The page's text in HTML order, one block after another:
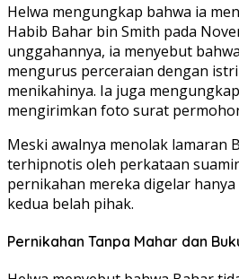
Helwa mengungkap bahwa ia
Habib Bahar bin Smith pada
unggahannya, ia menyebut
mengurus perceraian dengan
menikahinya. Ia juga
mengirimkan foto surat
Meski awalnya menolak lamaran
terhipnotis oleh perkataan
pernikahan mereka digelar
kedua belah pihak.
Pernikahan Tanpa Mahar dan